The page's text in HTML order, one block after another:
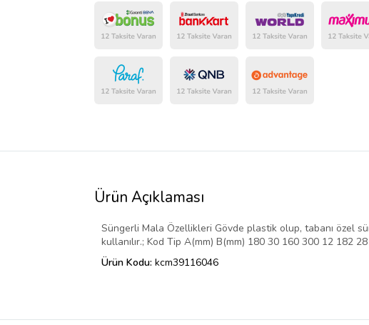
Ürün Açıklaması
Süngerli Mala Özellikleri Gövde plastik olup, tabanı özel
kullanılır.; Kod Tip A(mm) B(mm) 180 30 160 300 12 182
Ürün Kodu: kcm39116046